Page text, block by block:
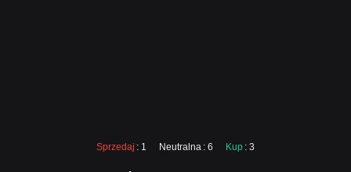
Sprzedaj : 1 Neutralna : 6 Kup : 3